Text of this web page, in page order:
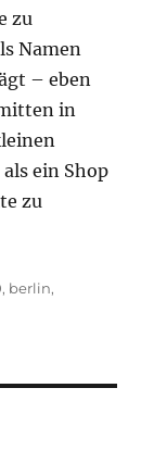
zu
Namen
– eben
in
ein Shop
zu
Shop in
, berlin,